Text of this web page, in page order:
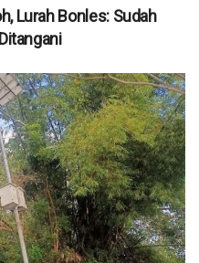
Lurah Bonles: Sudah